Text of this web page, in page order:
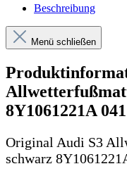
Beschreibung
Menü schließen
8Y1061221A
Original Audi S3
schwarz